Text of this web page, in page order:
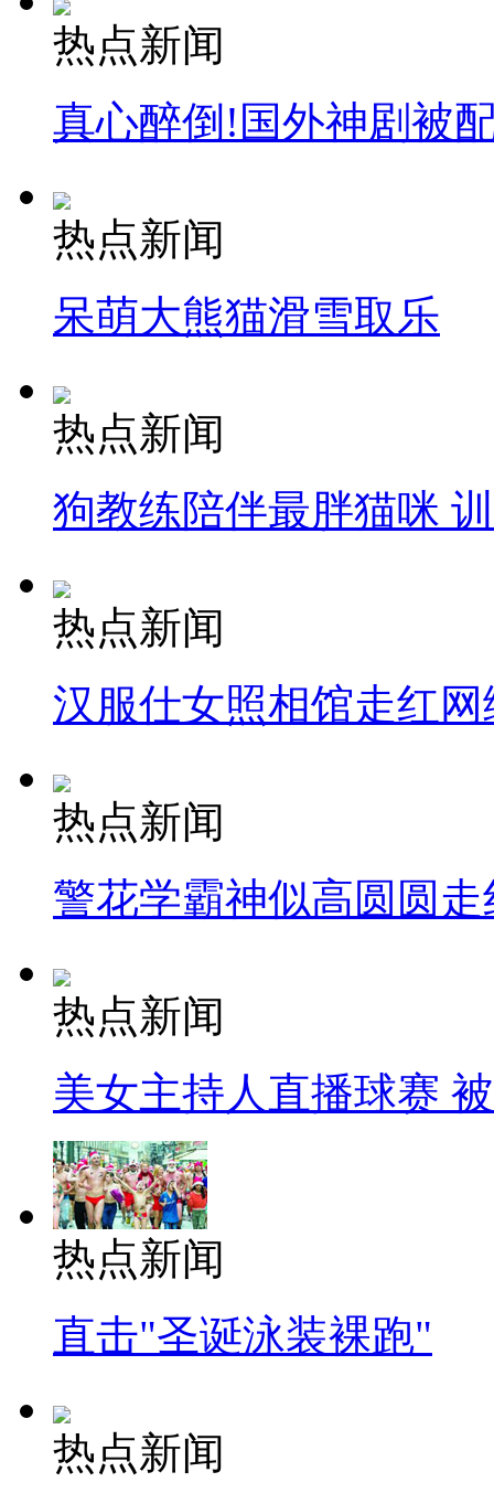
热点新闻
真心醉倒!国外神剧被
热点新闻
呆萌大熊猫滑雪取乐
热点新闻
狗教练陪伴最胖猫咪
热点新闻
汉服仕女照相馆走红网
热点新闻
警花学霸神似高圆圆走
热点新闻
美女主持人直播球赛
热点新闻
直击"圣诞泳装裸跑"
热点新闻